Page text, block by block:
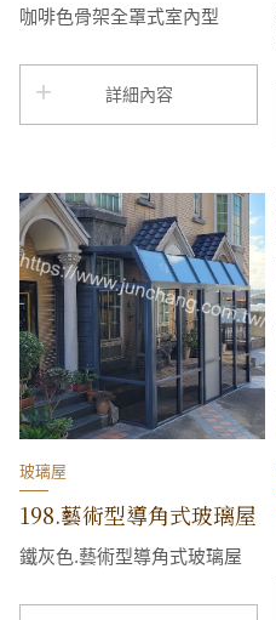
咖啡色骨架全罩式室內型
詳細內容
玻璃屋
198.藝術型導角式玻璃屋
鐵灰色.藝術型導角式玻璃屋